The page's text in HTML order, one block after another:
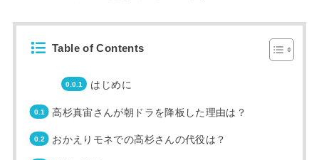
Table of Contents
はじめに
高杉真宙さんが朝ドラを降板した理由は？
おかえりモネでの高杉さんの代役は？